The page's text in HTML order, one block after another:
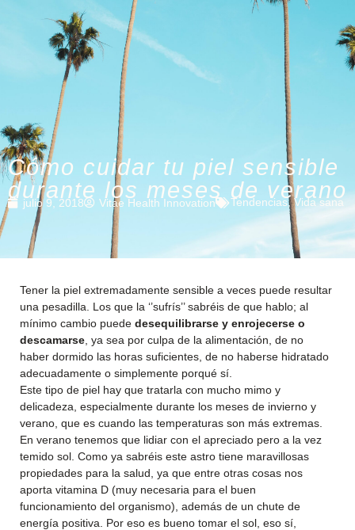
Cómo cuidar tu piel sensible
durante los meses de verano
julio 9, 2018 Vitae Health Innovation Tendencias,Vida sana
Tener la piel extremadamente sensible a veces puede resultar
una pesadilla. Los que la ‘’sufrís’’ sabréis de que hablo; al
mínimo cambio puede desequilibrarse y enrojecerse o
descamarse , ya sea por culpa de la alimentación, de no
haber dormido las horas suficientes, de no haberse hidratado
adecuadamente o simplemente porqué sí.
Este tipo de piel hay que tratarla con mucho mimo y
delicadeza, especialmente durante los meses de invierno y
verano, que es cuando las temperaturas son más extremas.
En verano tenemos que lidiar con el apreciado pero a la vez
temido sol. Como ya sabréis este astro tiene maravillosas
propiedades para la salud, ya que entre otras cosas nos
aporta vitamina D (muy necesaria para el buen
funcionamiento del organismo), además de un chute de
energía positiva. Por eso es bueno tomar el sol, eso sí,